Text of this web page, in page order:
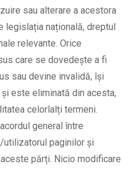
sau alterare a acestora
legislația națională, dreptul
relevante. Orice
care se dovedește a fi
sau devine invalidă, își
este eliminată din acesta,
celorlalți termeni.
general între
paginilor și
părți. Nicio modificare